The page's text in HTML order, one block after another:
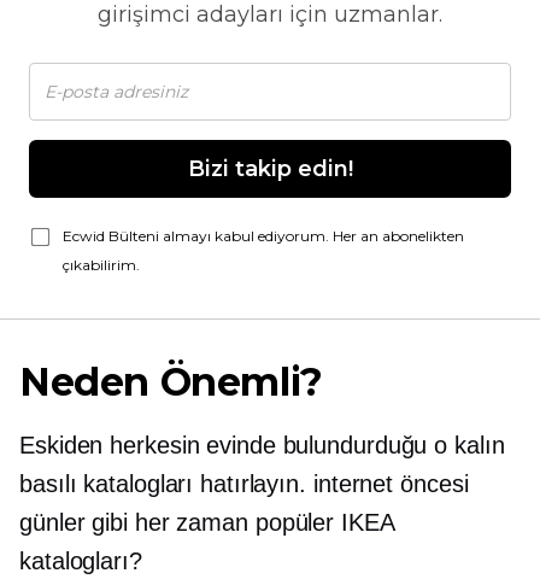
girişimci adayları için uzmanlar.
Bizi takip edin!
Ecwid Bülteni almayı kabul ediyorum. Her an abonelikten
çıkabilirim.
Neden Önemli?
Eskiden herkesin evinde bulundurduğu o kalın
basılı katalogları hatırlayın. internet öncesi
günler gibi her zaman popüler IKEA
katalogları?